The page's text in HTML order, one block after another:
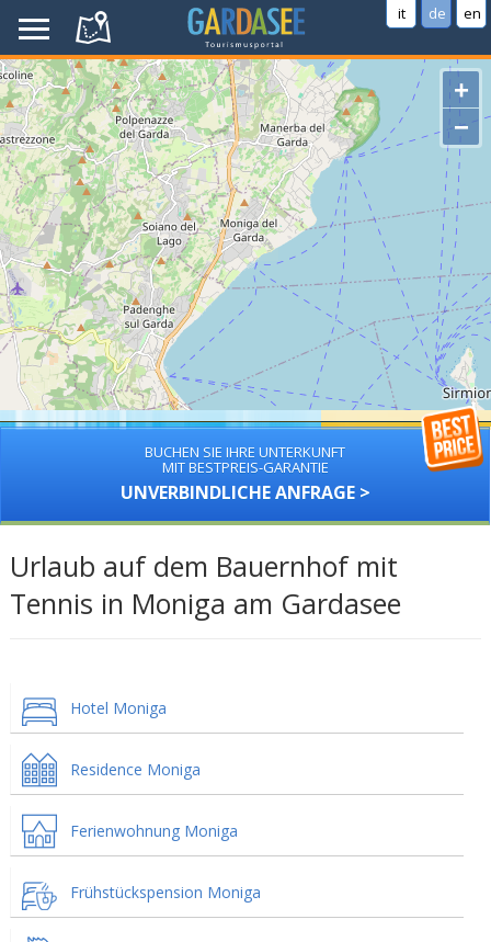
it de en
+
−
BUCHEN SIE IHRE UNTERKUNFT
MIT BESTPREIS-GARANTIE
UNVERBINDLICHE ANFRAGE >
Urlaub auf dem Bauernhof mit
Tennis in Moniga am Gardasee
Hotel Moniga
Residence Moniga
Ferienwohnung Moniga
Frühstückspension Moniga